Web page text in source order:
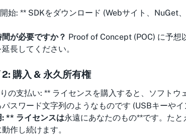
始: ** SDKをダウンロード (Webサイト、NuGet
間が必要ですか？ Proof of Concept (POC) に予想
長してください。
購入 & 永久所有権
の支払い: ** ライセンスを購入すると、ソフトウ
スワード文字列のようなものです (USBキーや
: ** ライセンスは永遠にあなたのもの**です。た
作し続けます。